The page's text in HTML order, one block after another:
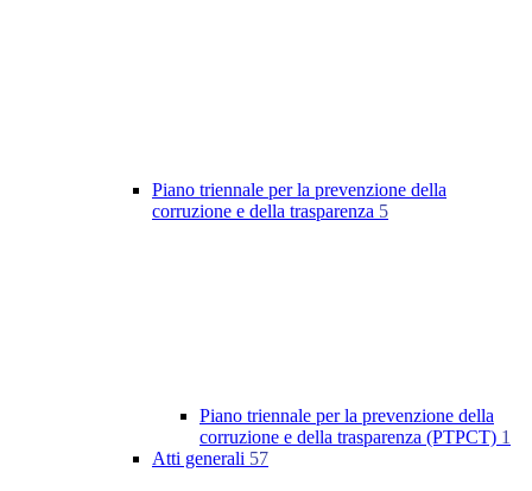
Piano triennale per la prevenzione della
corruzione e della trasparenza 5
Piano triennale per la prevenzione della
corruzione e della trasparenza (PTPCT) 1
Atti generali 57